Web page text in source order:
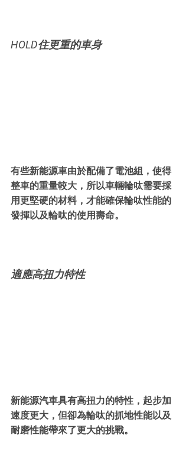
HOLD住更重的車身
有些新能源車由於配備了電池組，使得
整車的重量較大，所以車輛輪呔需要採
用更堅硬的材料，才能確保輪呔性能的
發揮以及輪呔的使用壽命。
適應高扭力特性
新能源汽車具有高扭力的特性，起步加
速度更大，但卻為輪呔的抓地性能以及
耐磨性能帶來了更大的挑戰。